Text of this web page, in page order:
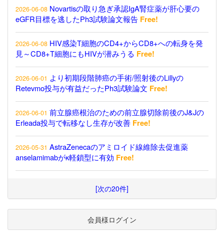
2026-06-08 Novartisの取り急ぎ承認IgA腎症薬が肝心要の
eGFR目標を逃したPh3試験論文報告 Free!
2026-06-08 HIV感染T細胞のCD4+からCD8+への転身を発
見～CD8+T細胞にもHIVが潜みうる Free!
2026-06-01 より初期段階肺癌の手術/照射後のLillyの
Retevmo投与が有益だったPh3試験論文 Free!
2026-06-01 前立腺癌根治のための前立腺切除前後のJ&Jの
Erleada投与で転移なし生存が改善 Free!
2026-05-31 AstraZenecaのアミロイド線維除去促進薬
anselamimabがκ軽鎖型に有効 Free!
[次の20件]
会員様ログイン